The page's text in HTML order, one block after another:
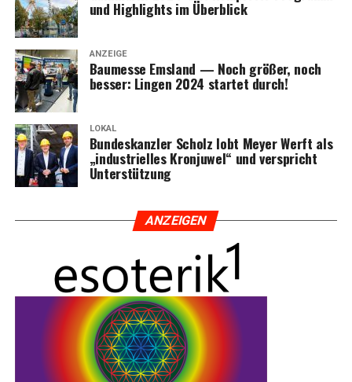
und High­lights im Überblick
ANZEIGE
Bau­mes­se Ems­land — Noch grö­ßer, noch
bes­ser: Lin­gen 2024 star­tet durch!
LOKAL
Bun­des­kanz­ler Scholz lobt Mey­er Werft als
„indus­tri­el­les Kron­ju­wel“ und ver­spricht
Unterstützung
ANZEI­GEN